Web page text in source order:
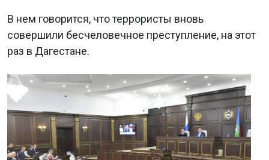
В нем говорится, что террористы вновь
совершили бесчеловечное преступление, на этот
раз в Дагестане.